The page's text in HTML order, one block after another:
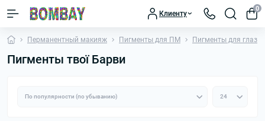
Клиенту
0
Перманентный макияж Пигменты для ПМ Пигменты для глаз
Пигменты твої Барви